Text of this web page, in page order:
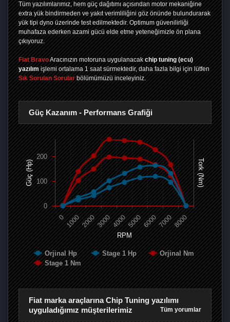
Tüm yazılımlarımız, hem güç dağıtımı açısından motor mekaniğine
extra yük bindirmeden ve yakıt verimliliğini göz önünde bulundurarak
yük tipi dyno üzerinde test edilmektedir. Optimum güvenilirliği
muhafaza ederken azami gücü elde etme yeteneğimizle ön plana
çıkıyoruz.
Fiat BravoAracınızın motoruna uygulanacak chip tuning (ecu)
yazılım işlemi ortalama 1 saat sürmektedir, daha fazla bilgi için lütfen
Sık Sorulan Sorular bölümümüzü inceleyiniz.
Güç Kazanım - Performans Grafiği
RPM
Güç (Hp) Tork (Nm)
Orjinal Hp Stage 1 Hp
Orjinal Nm
Stage 1 Nm
0 100020003000 40005000600070008000
0
100
200
Fiat marka araçlarına Chip Tuning yazılımı
uyguladığımız müşterilerimiz
Tüm yorumlar